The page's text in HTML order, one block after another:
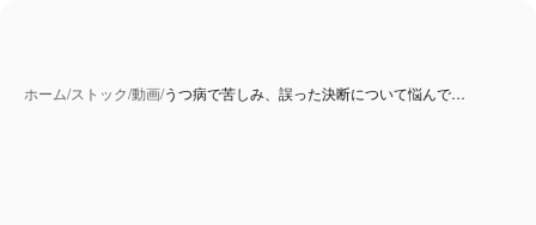
ホーム/ストック/動画/うつ病で苦しみ、誤った決断について悩んで…